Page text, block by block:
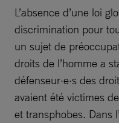
L’absence d’une loi
discrimination pour
un sujet de
droits de l’homme a
défenseur·e·s des
avaient été victimes
et transphobes. Dans